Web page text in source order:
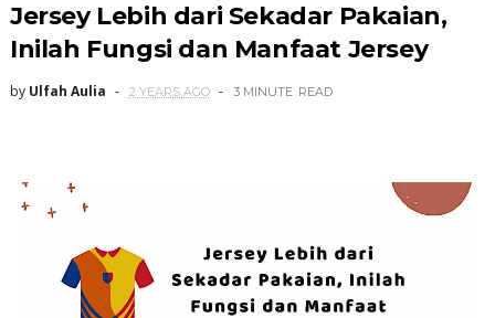
Jersey Lebih dari Sekadar Pakaian,
Inilah Fungsi dan Manfaat Jersey
by Ulfah Aulia 2 YEARS AGO 3 MINUTE READ